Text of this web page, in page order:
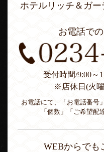
ホテルリッチ＆ガ
お電話で
受付時間/9:00～
※店休日(火
お電話にて、「お電話番号
「個数」「ご希望配
WEBからでも